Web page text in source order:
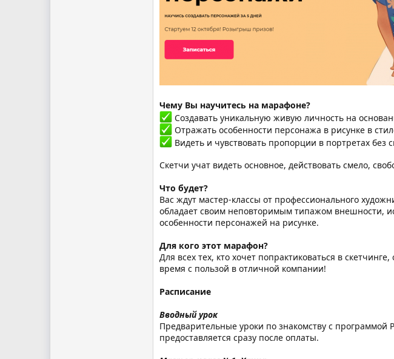
Чему Вы научитесь на марафоне?
Создавать уникальную живую личность на
Отражать особенности персонажа в рисунке в
Видеть и чувствовать пропорции в портретах без
Скетчи учат видеть основное, действовать смело,
Что будет?
Вас ждут мастер-классы от профессионального
обладает своим неповторимым типажом внешности,
особенности персонажей на рисунке.
Для кого этот марафон?
Для всех тех, кто хочет попрактиковаться в
время с пользой в отличной компании!
Расписание
Вводный урок
Предварительные уроки по знакомству с
предоставляется сразу после оплаты.